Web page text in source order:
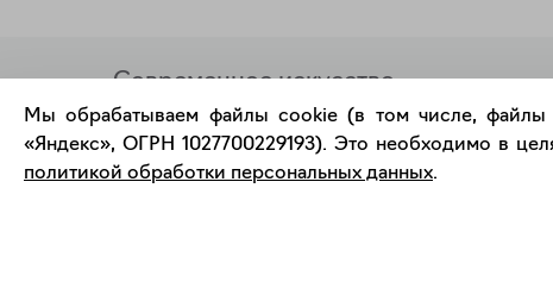
Современное искусство
онлайн
Мы обрабатываем файлы cookie (в том числе, файлы
«Яндекс», ОГРН 1027700229193). Это необходимо в
политикой обработки персональных данных.